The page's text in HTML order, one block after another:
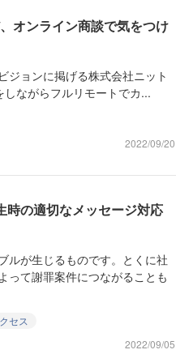
オンライン商談で気をつけ
ジョンに掲げる株式会社ニット
しながらフルリモートでカ...
2022/09/20
時の適切なメッセージ対応
ルが生じるものです。とくに社
って謝罪案件につながることも
セス
2022/09/05